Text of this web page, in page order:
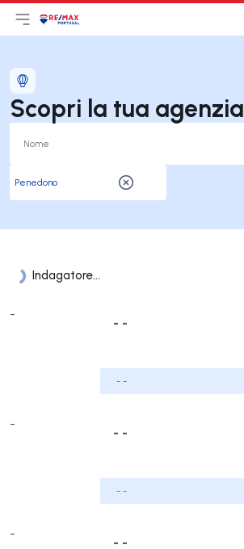
Apri il menu principale
LogoVai alla homepage
Scopri la tua agenzia
Indagatore...
Elenco Uffici
-
- -
- -
-
- -
- -
-
- -